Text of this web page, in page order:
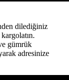
dilediğiniz
gümrük
adresinize